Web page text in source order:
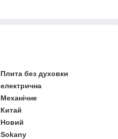
Плита без духовки
електрична
Механічне
Китай
Новий
Sokany